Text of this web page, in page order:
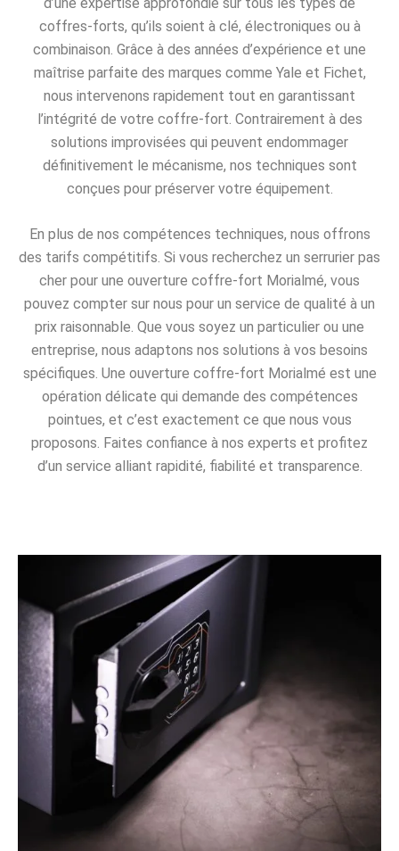
coffres-forts, qu’ils soient à clé, électroniques ou à
combinaison. Grâce à des années d’expérience et une
maîtrise parfaite des marques comme Yale et Fichet,
nous intervenons rapidement tout en garantissant
l’intégrité de votre coffre-fort. Contrairement à des
solutions improvisées qui peuvent endommager
définitivement le mécanisme, nos techniques sont
conçues pour préserver votre équipement.
En plus de nos compétences techniques, nous offrons
des tarifs compétitifs. Si vous recherchez un serrurier pas
cher pour une ouverture coffre-fort Morialmé, vous
pouvez compter sur nous pour un service de qualité à un
prix raisonnable. Que vous soyez un particulier ou une
entreprise, nous adaptons nos solutions à vos besoins
spécifiques. Une ouverture coffre-fort Morialmé est une
opération délicate qui demande des compétences
pointues, et c’est exactement ce que nous vous
proposons. Faites confiance à nos experts et profitez
d’un service alliant rapidité, fiabilité et transparence.